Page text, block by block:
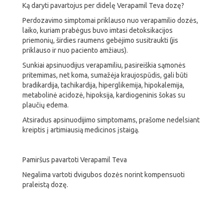
Ką daryti pavartojus per didelę Verapamil Teva dozę?
Perdozavimo simptomai priklauso nuo verapamilio dozės,
laiko, kuriam prabėgus buvo imtasi detoksikacijos
priemonių, širdies raumens gebėjimo susitraukti (jis
priklauso ir nuo paciento amžiaus).
Sunkiai apsinuodijus verapamiliu, pasireiškia sąmonės
pritemimas, net koma, sumažėja kraujospūdis, gali būti
bradikardija, tachikardija, hiperglikemija, hipokalemija,
metabolinė acidozė, hipoksija, kardiogeninis šokas su
plaučių edema.
Atsiradus apsinuodijimo simptomams, prašome nedelsiant
kreiptis į artimiausią medicinos įstaigą.
Pamiršus pavartoti Verapamil Teva
Negalima vartoti dvigubos dozės norint kompensuoti
praleistą dozę.